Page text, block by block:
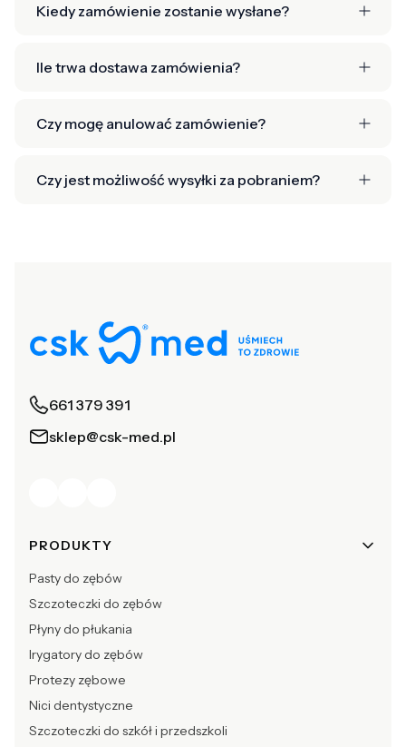
Kiedy zamówienie zostanie wysłane?
Ile trwa dostawa zamówienia?
Czy mogę anulować zamówienie?
Czy jest możliwość wysyłki za pobraniem?
661 379 391
sklep@csk-med.pl
Linki w stopce
PRODUKTY
Pasty do zębów
Szczoteczki do zębów
Płyny do płukania
Irygatory do zębów
Protezy zębowe
Nici dentystyczne
Szczoteczki do szkół i przedszkoli